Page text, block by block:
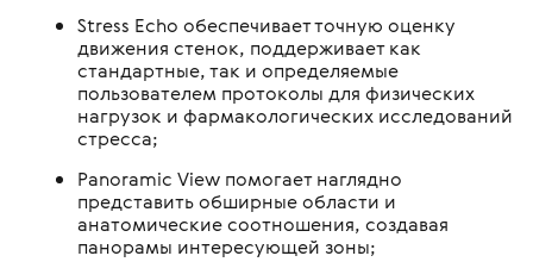
Stress Echo обеспечивает точную оценку
движения стенок, поддерживает как
стандартные, так и определяемые
пользователем протоколы для физических
нагрузок и фармакологических исследований
стресса;
Panoramic View помогает наглядно
представить обширные области и
анатомические соотношения, создавая
панорамы интересующей зоны;